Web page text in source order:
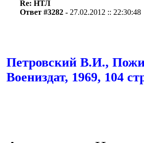
Re: НТЛ
Ответ #3282 - 27.02.2012 :: 22:30:48
Петровский В.И.,
Воениздат, 1969, 104